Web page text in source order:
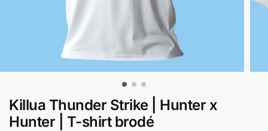
Killua Thunder Strike | Hunter x
Hunter | T-shirt brodé